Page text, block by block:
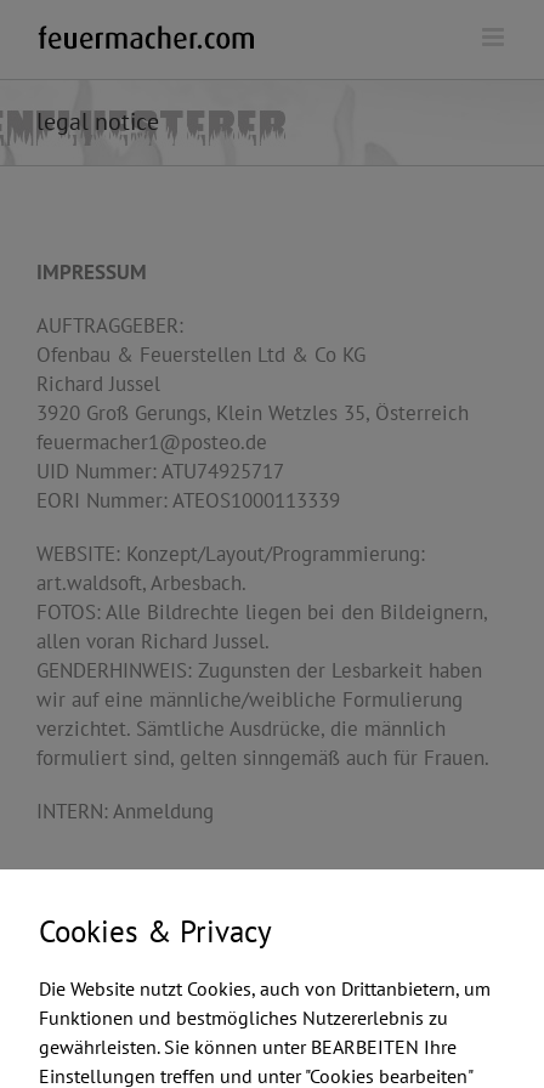
legal notice
IMPRESSUM
AUFTRAGGEBER:
Ofenbau & Feuerstellen Ltd & Co KG
Richard Jussel
3920 Groß Gerungs, Klein Wetzles 35, Österreich
feuermacher1@posteo.de
UID Nummer: ATU74925717
EORI Nummer: ATEOS1000113339
WEBSITE: Konzept/Layout/Programmierung:
art.waldsoft, Arbesbach.
FOTOS: Alle Bildrechte liegen bei den Bildeignern,
allen voran Richard Jussel.
GENDERHINWEIS: Zugunsten der Lesbarkeit haben
wir auf eine männliche/weibliche Formulierung
verzichtet. Sämtliche Ausdrücke, die männlich
formuliert sind, gelten sinngemäß auch für Frauen.
INTERN: Anmeldung
FEUERMACHER.COM
Cookies & Privacy
Die Website nutzt Cookies, auch von Drittanbietern, um
Funktionen und bestmögliches Nutzererlebnis zu
gewährleisten. Sie können unter BEARBEITEN Ihre
Einstellungen treffen und unter "Cookies bearbeiten"